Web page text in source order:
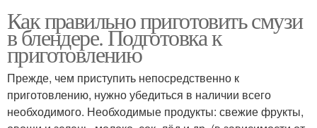
Как правильно приготовить смузи
в блендере. Подготовка к
приготовлению
Прежде, чем приступить непосредственно к
приготовлению, нужно убедиться в наличии всего
необходимого. Необходимые продукты: свежие фрукты,